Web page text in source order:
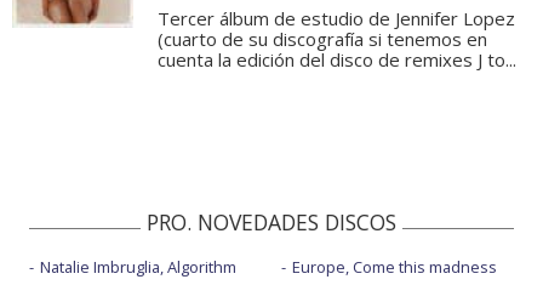
Tercer álbum de estudio de Jennifer Lopez
(cuarto de su discografía si tenemos en
cuenta la edición del disco de remixes J to...
PRO. NOVEDADES DISCOS
Natalie Imbruglia, Algorithm
Europe, Come this madness